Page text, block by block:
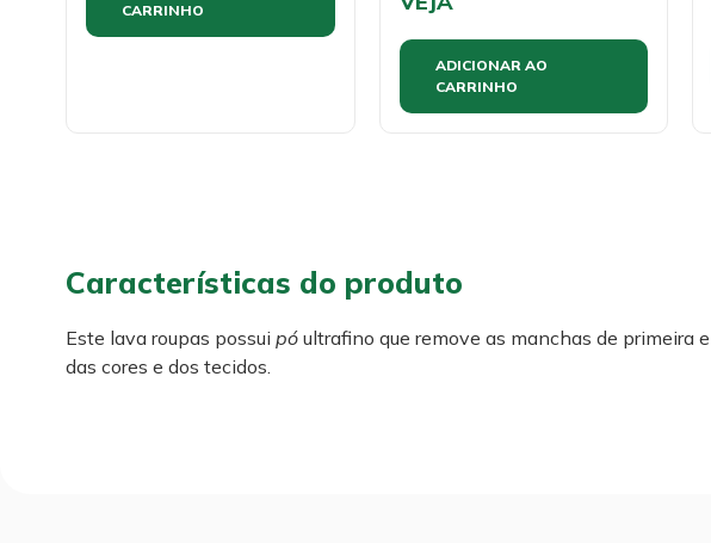
CARRINHO
ADICIONAR AO
CARRINHO
Características do produto
Este lava roupas possui pó ultrafino que remove as manchas de primeira e
das cores e dos tecidos.